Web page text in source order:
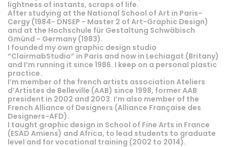
lightness of instants, scraps of life.
After studying at the National School of Art in Paris-
Cergy (1984- DNSEP - Master 2 of Art-Graphic Design)
and at the Hochschule für Gestaltung Schwäbisch
Gmünd - Germany (1983).
I founded my own graphic design studio
“ClairmabStudio” in Paris and now in Lechiagat (Britany)
and I’m running it since 1986. I keep on a personal plastic
practice.
I’m member of the french artists association Ateliers
d’Artistes de Belleville (AAB) since 1998, former AAB
president in 2002 and 2003. I’m also member of the
French Alliance of Designers (Alliance Française des
Designers-AFD).
I taught graphic design in School of Fine Arts in France
(ESAD Amiens) and Africa, to lead students to graduate
level and for vocational training (2002 to 2014).